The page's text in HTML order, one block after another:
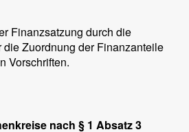
Finanzsatzung durch die
Zuordnung der Finanzanteile
Vorschriften.
nach § 1 Absatz 3